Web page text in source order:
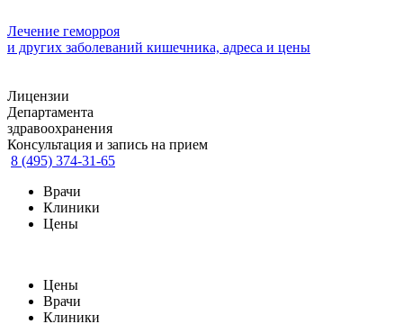
Лечение геморроя
и других заболеваний кишечника, адреса и цены
Лицензии
Департамента
здравоохранения
Консультация и запись на прием
8 (495) 374-31-65
Врачи
Клиники
Цены
Цены
Врачи
Клиники